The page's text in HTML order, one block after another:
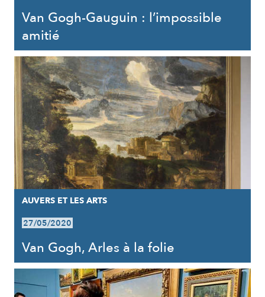
Van Gogh-Gauguin : l’impossible
amitié
AUVERS ET LES ARTS
27/05/2020
Van Gogh, Arles à la folie